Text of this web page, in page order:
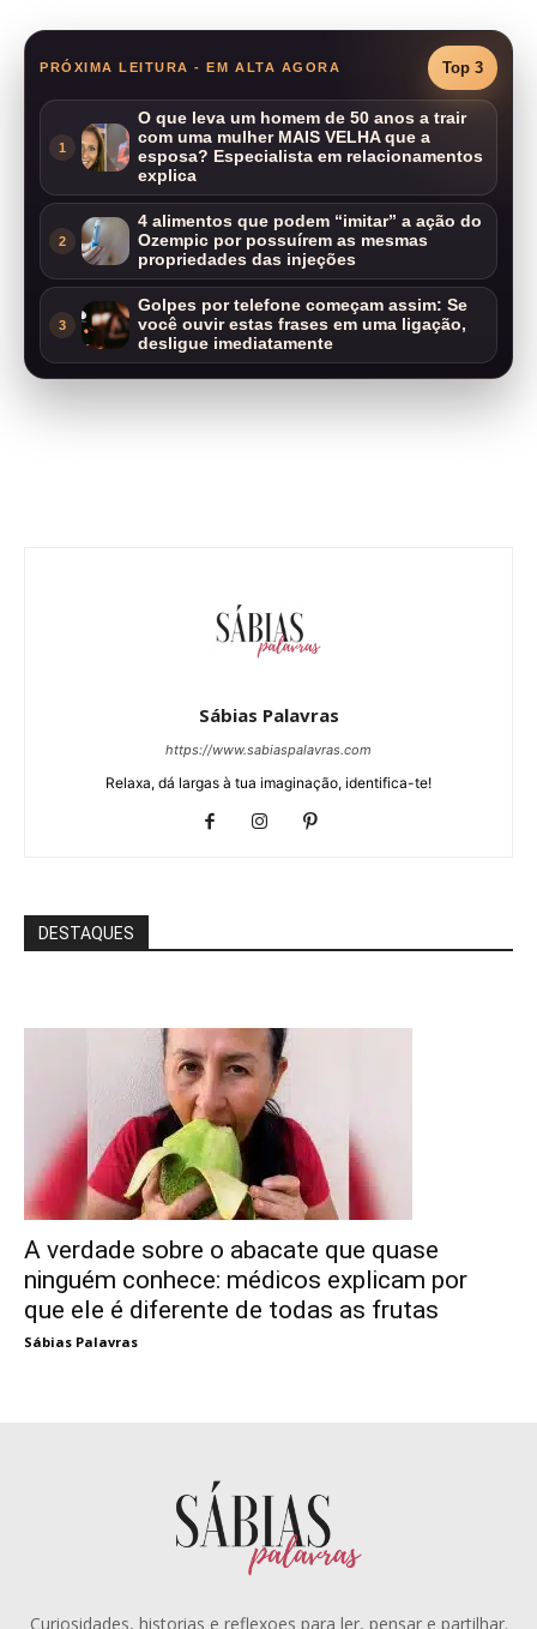
PRÓXIMA LEITURA - EM ALTA AGORA Top 3
1
O que leva um homem de 50 anos a trair
com uma mulher MAIS VELHA que a
esposa? Especialista em relacionamentos
explica
2
4 alimentos que podem “imitar” a ação do
Ozempic por possuírem as mesmas
propriedades das injeções
3
Golpes por telefone começam assim: Se
você ouvir estas frases em uma ligação,
desligue imediatamente
Sábias Palavras
https://www.sabiaspalavras.com
Relaxa, dá largas à tua imaginação, identifica-te!
DESTAQUES
A verdade sobre o abacate que quase
ninguém conhece: médicos explicam por
que ele é diferente de todas as frutas
Sábias Palavras
Curiosidades, historias e reflexoes para ler, pensar e partilhar.